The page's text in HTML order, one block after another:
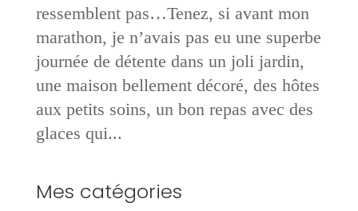
ressemblent pas…Tenez, si avant mon
marathon, je n’avais pas eu une superbe
journée de détente dans un joli jardin,
une maison bellement décoré, des hôtes
aux petits soins, un bon repas avec des
glaces qui...
Mes catégories